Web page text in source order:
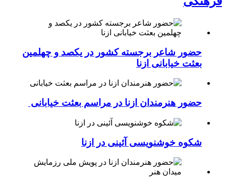
حضور شاعر برجسته کشور در یکصد و چهلمین
بعثت خیابانی ازنا
حضور هنرمندان ازنا در مراسم بعثت خیابانی
شکوه خوشنویسی آئینی در ازنا